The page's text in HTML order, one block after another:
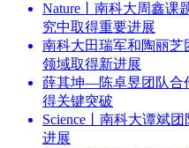
Nature丨南科大周鑫课
究中取得重要进展
南科大田瑞军和陶丽芝
领域取得新进展
薛其坤—陈卓昱团队合
得关键突破
Science丨南科大谭斌
进展